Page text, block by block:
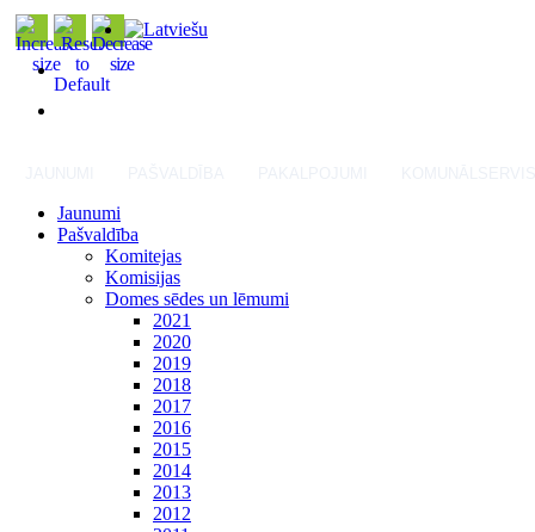
Jaunumi
Pašvaldība
Komitejas
Komisijas
Domes sēdes un lēmumi
2021
2020
2019
2018
2017
2016
2015
2014
2013
2012